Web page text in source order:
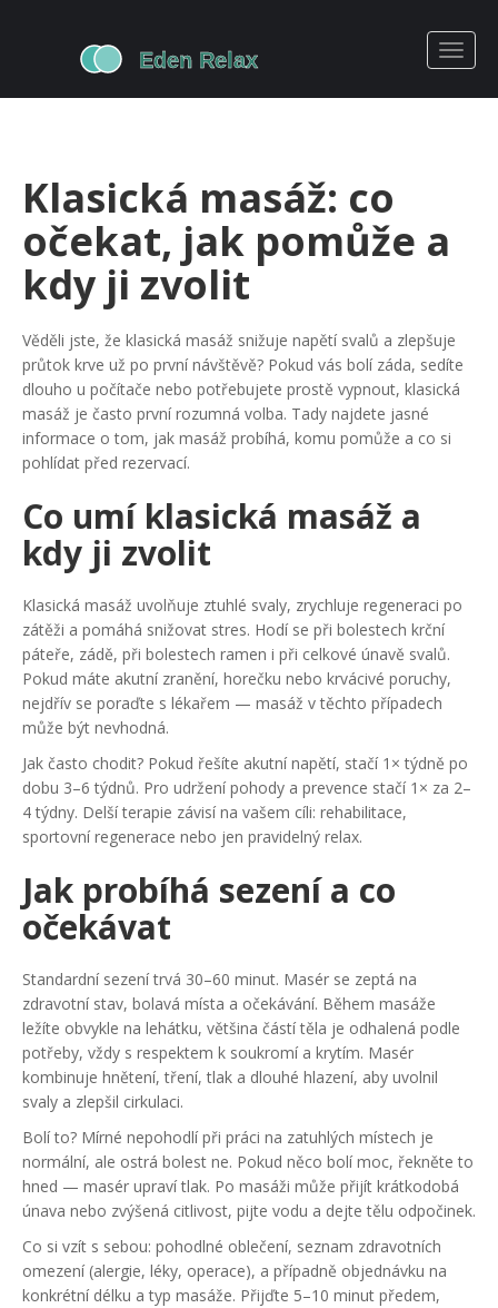
Klasická masáž: co
očekat, jak pomůže a
kdy ji zvolit
Věděli jste, že klasická masáž snižuje napětí svalů a zlepšuje
průtok krve už po první návštěvě? Pokud vás bolí záda, sedíte
dlouho u počítače nebo potřebujete prostě vypnout, klasická
masáž je často první rozumná volba. Tady najdete jasné
informace o tom, jak masáž probíhá, komu pomůže a co si
pohlídat před rezervací.
Co umí klasická masáž a
kdy ji zvolit
Klasická masáž uvolňuje ztuhlé svaly, zrychluje regeneraci po
zátěži a pomáhá snižovat stres. Hodí se při bolestech krční
páteře, zádě, při bolestech ramen i při celkové únavě svalů.
Pokud máte akutní zranění, horečku nebo krvácivé poruchy,
nejdřív se poraďte s lékařem — masáž v těchto případech
může být nevhodná.
Jak často chodit? Pokud řešíte akutní napětí, stačí 1× týdně po
dobu 3–6 týdnů. Pro udržení pohody a prevence stačí 1× za 2–
4 týdny. Delší terapie závisí na vašem cíli: rehabilitace,
sportovní regenerace nebo jen pravidelný relax.
Jak probíhá sezení a co
očekávat
Standardní sezení trvá 30–60 minut. Masér se zeptá na
zdravotní stav, bolavá místa a očekávání. Během masáže
ležíte obvykle na lehátku, většina částí těla je odhalená podle
potřeby, vždy s respektem k soukromí a krytím. Masér
kombinuje hnětení, tření, tlak a dlouhé hlazení, aby uvolnil
svaly a zlepšil cirkulaci.
Bolí to? Mírné nepohodlí při práci na zatuhlých místech je
normální, ale ostrá bolest ne. Pokud něco bolí moc, řekněte to
hned — masér upraví tlak. Po masáži může přijít krátkodobá
únava nebo zvýšená citlivost, pijte vodu a dejte tělu odpočinek.
Co si vzít s sebou: pohodlné oblečení, seznam zdravotních
omezení (alergie, léky, operace), a případně objednávku na
konkrétní délku a typ masáže. Přijďte 5–10 minut předem,